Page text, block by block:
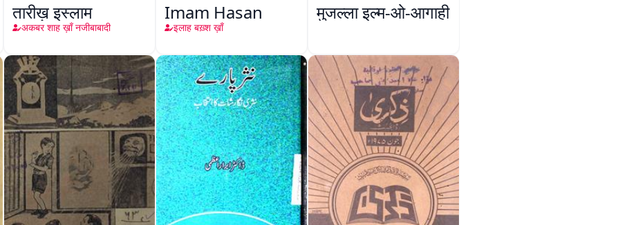
तारीख़ इस्लाम
अकबर शाह ख़ाँ नजीबाबादी
Imam Hasan
इलाह बख़्श ख़ाँ
मुजल्ला इल्म-ओ-आगाही